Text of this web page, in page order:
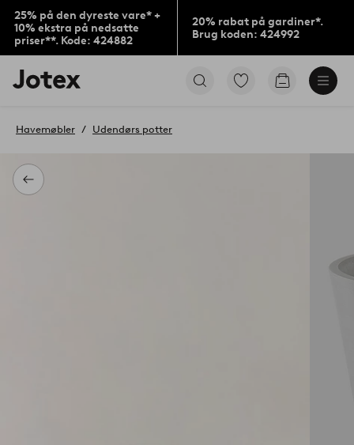
25% på den dyreste vare* +
10% ekstra på nedsatte
priser**. Kode: 424882
20% rabat på gardiner*.
Brug koden: 424992
Jotex
logo
til
Gå
Gå
Tilbage
Havemøbler Udendørs potter